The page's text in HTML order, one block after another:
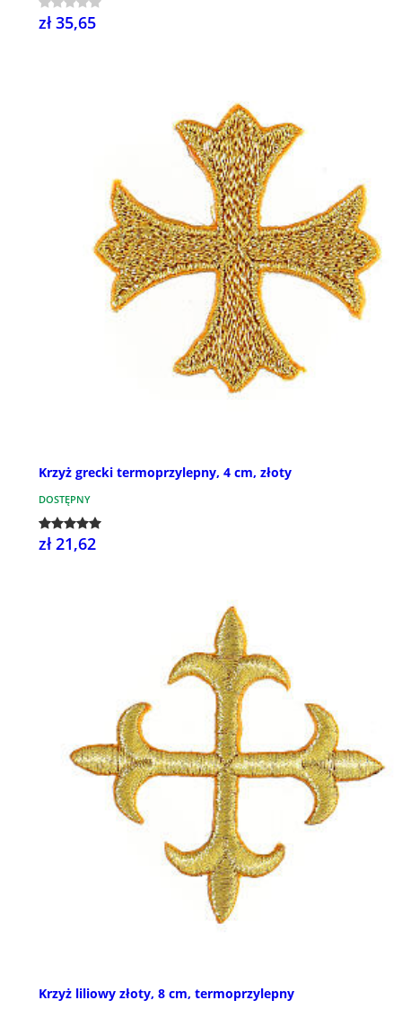
zł 35,65
Krzyż grecki termoprzylepny, 4 cm, złoty
DOSTĘPNY
zł 21,62
Krzyż liliowy złoty, 8 cm, termoprzylepny